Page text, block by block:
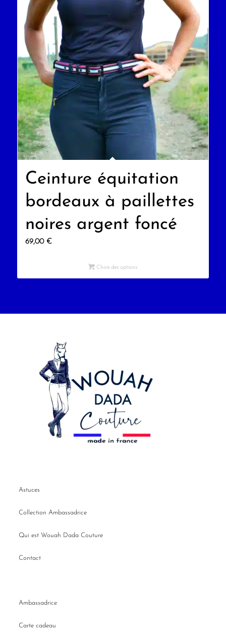
Ceinture équitation
bordeaux à paillettes
noires argent foncé
69,00 €
Choix des options
Astuces
Collection Ambassadrice
Qui est Wouah Dada Couture
Contact
Ambassadrice
Carte cadeau